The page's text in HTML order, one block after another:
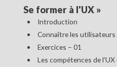
Se former à l'UX»
Introduction
Connaître les utilisateurs
Exercices – 01
Les compétences de